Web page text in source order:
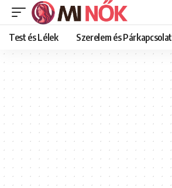
Test és Lélek Szerelem és Párkapcsolat